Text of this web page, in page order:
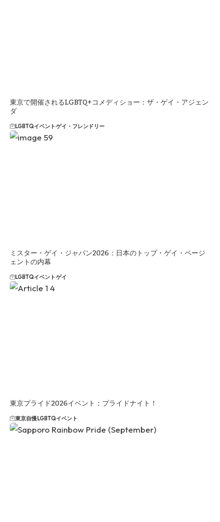
東京で開催されるLGBTQ+コメディショー：ザ・ゲイ・アジェン
ダ
LGBTQイベントゲイ・フレンドリー
ミスター・ゲイ・ジャパン2026：日本のトップ・ゲイ・ページ
ェントの内幕
LGBTQイベントゲイ
東京プライド2026イベント：プライドナイト！
東京自慢LGBTQイベント